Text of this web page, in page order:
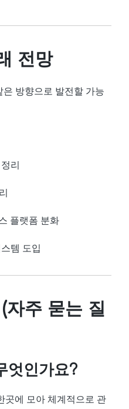
전망
방향으로 발전할 가능
리
플랫폼 분화
템 도입
주 묻는 질
엇인가요?
곳에 모아 체계적으로 관